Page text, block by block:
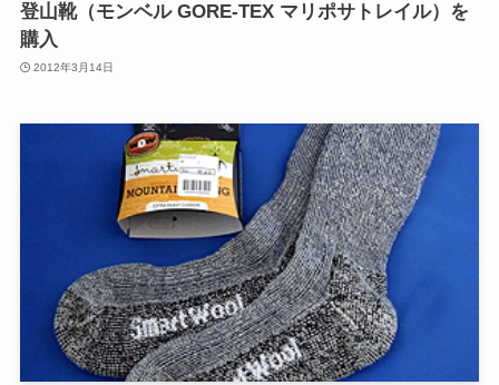
登山靴（モンベル GORE-TEX マリポサトレイル）を
購入
2012年3月14日